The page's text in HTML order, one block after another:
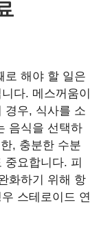
로 해야 할 일은
다. 메스꺼움이
경우, 식사를 소
음식을 선택하
, 충분한 수분
요합니다. 피
화하기 위해 항
스테로이드 연